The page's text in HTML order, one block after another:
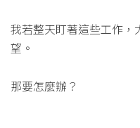
我若整天盯著這些工作
望。
那要怎麼辦？